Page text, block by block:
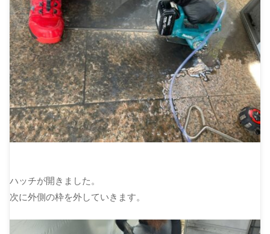
ハッチが開きました。
次に外側の枠を外していきます。